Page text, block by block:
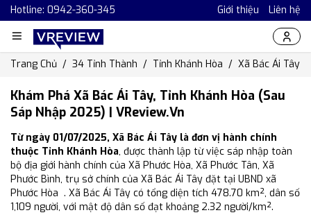
Hotline: 0942-360-345 Giới thiệu Liên hệ
Trang Chủ 34 Tỉnh Thành Tỉnh Khánh Hòa Xã Bác Ái Tây
Khám Phá Xã Bác Ái Tây, Tỉnh Khánh Hòa (Sau
Sáp Nhập 2025) | VReview.vn
Từ ngày 01/07/2025, Xã Bác Ái Tây là đơn vị hành chính
thuộc Tỉnh Khánh Hòa, được thành lập từ việc sáp nhập toàn
bộ địa giới hành chính của Xã Phước Hòa, Xã Phước Tân, Xã
Phước Bình, trụ sở chính của Xã Bác Ái Tây đặt tại UBND xã
Phước Hòa . Xã Bác Ái Tây có tổng diện tích 478.70 km², dân số
1,109 người, với mật độ dân số đạt khoảng 2.32 người/km².